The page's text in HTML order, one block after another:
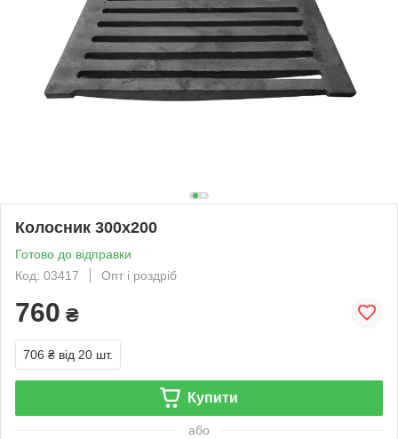
Колосник 300х200
Готово до відправки
Код: 03417
Опт і роздріб
760 ₴
706 ₴ від 20 шт.
Купити
або